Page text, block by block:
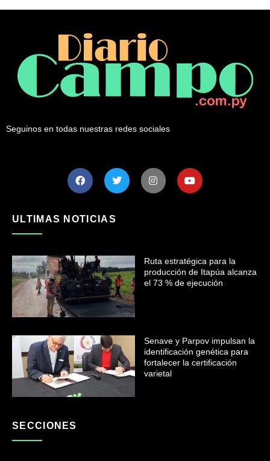
Seguinos en todas nuestras redes sociales
ULTIMAS NOTICIAS
Ruta estratégica para la
producción de Itapúa alcanza
el 73 % de ejecución
Senave y Parpov impulsan la
identificación genética para
fortalecer la certificación
varietal
SECCIONES